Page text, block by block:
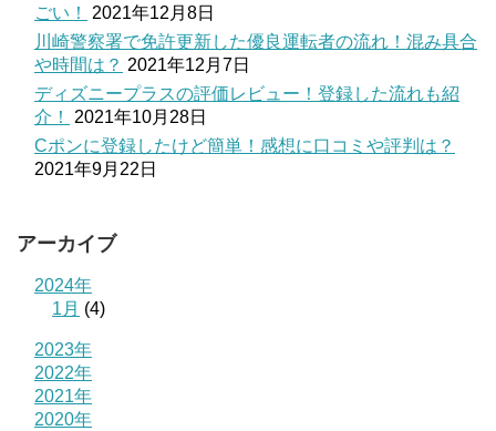
ごい！
2021年12月8日
川崎警察署で免許更新した優良運転者の流れ！混み具合
や時間は？ 2021年12月7日
ディズニープラスの評価レビュー！登録した流れも紹
介！
2021年10月28日
Cポンに登録したけど簡単！感想に口コミや評判は？
2021年9月22日
アーカイブ
2024年
1月 (4)
2023年
2022年
2021年
2020年